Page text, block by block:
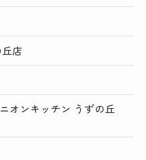
店
オンキッチン うずの丘